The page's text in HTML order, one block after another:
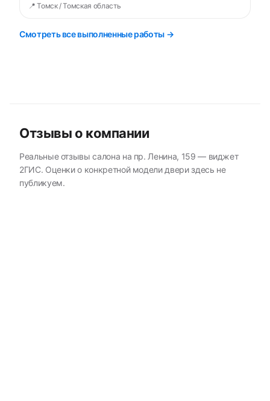
📍 Томск / Томская область
Смотреть все выполненные работы →
Отзывы о компании
Реальные отзывы салона на пр. Ленина, 159 — виджет
2ГИС. Оценки о конкретной модели двери здесь не
публикуем.